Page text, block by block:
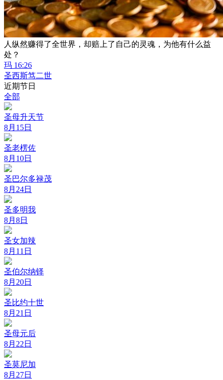
人纵然赚得了全世界，却赔上了自己的灵魂，为他有什么益
处？
玛 16:26
圣西斯笃二世
近期节日
全部
圣母升天节
8月15日
圣老楞佐
8月10日
圣巴尔多禄茂
8月24日
圣多明我
8月8日
圣女加辣
8月11日
圣伯尔纳铎
8月20日
圣比约十世
8月21日
圣母元后
8月22日
圣莫尼加
8月27日